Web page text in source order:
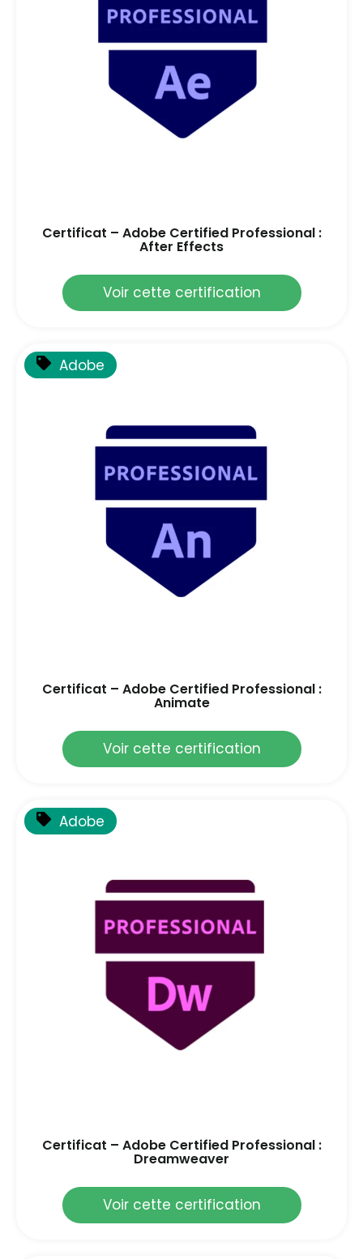
Certificat – Adobe Certified Professional :
After Effects
Voir cette certification
Adobe
Certificat – Adobe Certified Professional :
Animate
Voir cette certification
Adobe
Certificat – Adobe Certified Professional :
Dreamweaver
Voir cette certification